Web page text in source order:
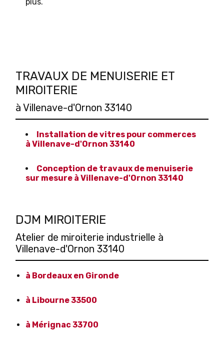
plus.
TRAVAUX DE MENUISERIE ET
MIROITERIE
à Villenave-d'Ornon 33140
Installation de vitres pour commerces
à Villenave-d'Ornon 33140
Conception de travaux de menuiserie
sur mesure à Villenave-d'Ornon 33140
DJM MIROITERIE
Atelier de miroiterie industrielle à
Villenave-d'Ornon 33140
à Bordeaux en Gironde
à Libourne 33500
à Mérignac 33700